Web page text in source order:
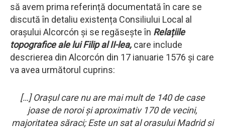
să avem prima referință documentată în care se
discută în detaliu existența Consiliului Local al
orașului Alcorcón și se regăsește în Relațiile
topografice ale lui Filip al II-lea, care include
descrierea din Alcorcón din 17 ianuarie 1576 și care
va avea următorul cuprins:
[…] Orașul care nu are mai mult de 140 de case
joase de noroi și aproximativ 170 de vecini,
majoritatea săraci; Este un sat al orasului Madrid si